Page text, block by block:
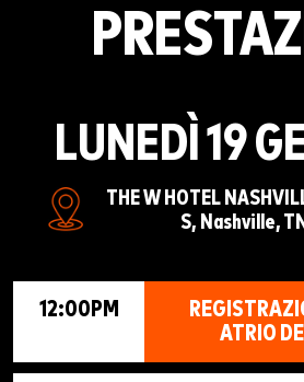
LUNEDÌ 19
THE W HOTEL
S, Nashville,
12:00PM
ATRIO